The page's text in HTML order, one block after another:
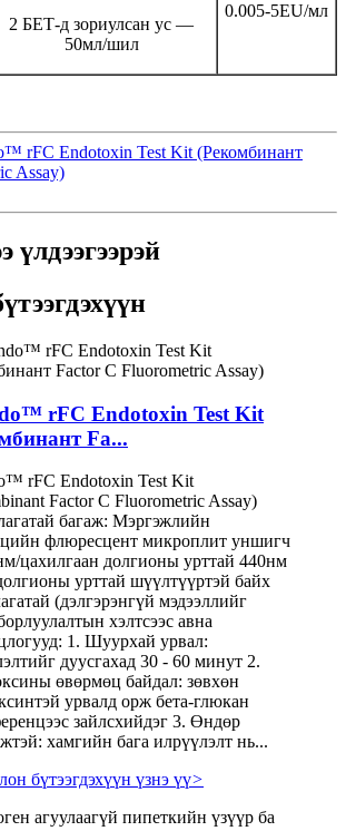
2 БЕТ-д зориулсан ус —
50мл/шил
0.005-5EU/мл
rFC Endotoxin Test Kit (Рекомбинант
Assay)
үлдээгээрэй
rFC Endotoxin Test Kit
Fa...
rFC Endotoxin Test Kit
Factor C Fluorometric Assay)
багаж: Мэргэжлийн
флюресцент микроплит уншигч
цахилгаан долгионы урттай 440нм
урттай шүүлтүүртэй байх
(дэлгэрэнгүй мэдээллийг
хэлтсээс авна
1. Шуурхай урвал:
дуусгахад 30 - 60 минут 2.
өвөрмөц байдал: зөвхөн
урвалд орж бета-глюкан
зайлсхийдэг 3. Өндөр
хамгийн бага илрүүлэлт нь...
бүтээгдэхүүн үзнэ үү>